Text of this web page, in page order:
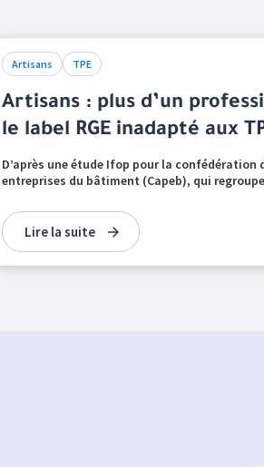
Artisans TPE
Artisans : plus d’un
le label RGE inadapté aux
D’après une étude Ifop pour la
entreprises du bâtiment (Capeb), qui
Lire la suite